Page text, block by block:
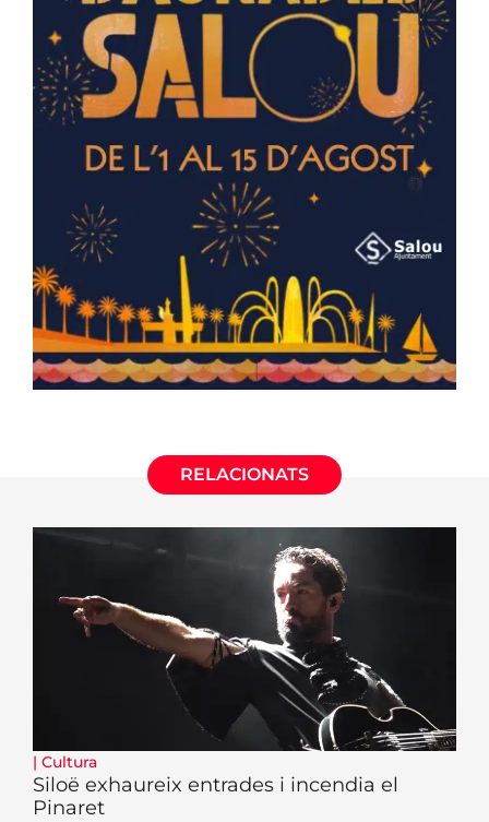
RELACIONATS
| Cultura
Siloë exhaureix entrades i incendia el
Pinaret